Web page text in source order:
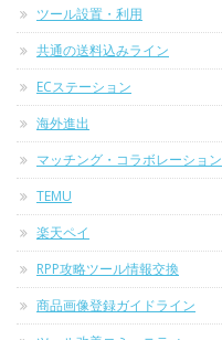
ツール設置・利用
共通の送料込みライン
ECステーション
海外進出
マッチング・コラボレーション
TEMU
楽天ペイ
RPP攻略ツール情報交換
商品画像登録ガイドライン